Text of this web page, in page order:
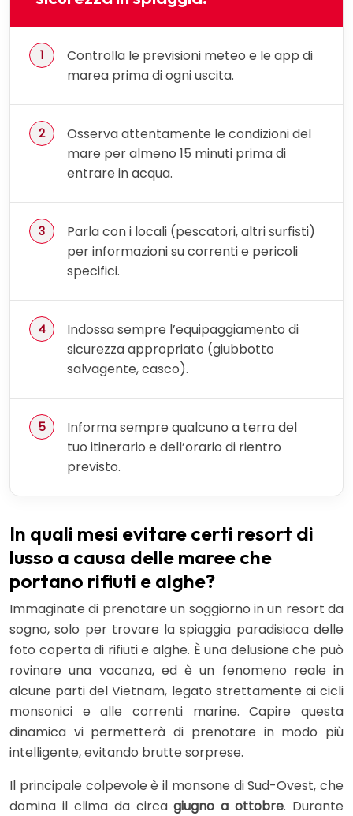
Controlla le previsioni meteo e le app di
marea prima di ogni uscita.
Osserva attentamente le condizioni del
mare per almeno 15 minuti prima di
entrare in acqua.
Parla con i locali (pescatori, altri surfisti)
per informazioni su correnti e pericoli
specifici.
Indossa sempre l’equipaggiamento di
sicurezza appropriato (giubbotto
salvagente, casco).
Informa sempre qualcuno a terra del
tuo itinerario e dell’orario di rientro
previsto.
In quali mesi evitare certi resort di
lusso a causa delle maree che
portano rifiuti e alghe?
Immaginate di prenotare un soggiorno in un resort da
sogno, solo per trovare la spiaggia paradisiaca delle
foto coperta di rifiuti e alghe. È una delusione che può
rovinare una vacanza, ed è un fenomeno reale in
alcune parti del Vietnam, legato strettamente ai cicli
monsonici e alle correnti marine. Capire questa
dinamica vi permetterà di prenotare in modo più
intelligente, evitando brutte sorprese.
Il principale colpevole è il monsone di Sud-Ovest, che
domina il clima da circagiugno a ottobre. Durante